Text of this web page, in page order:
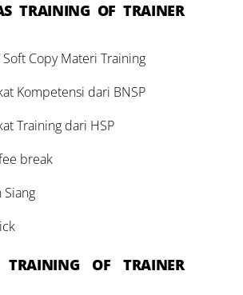
TRAINING OF TRAINER
Copy Materi Training
Kompetensi dari BNSP
Training dari HSP
break
Siang
TRAINING OF TRAINER